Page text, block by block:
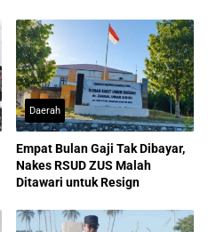
Daerah
Empat Bulan Gaji Tak Dibayar,
Nakes RSUD ZUS Malah
Ditawari untuk Resign